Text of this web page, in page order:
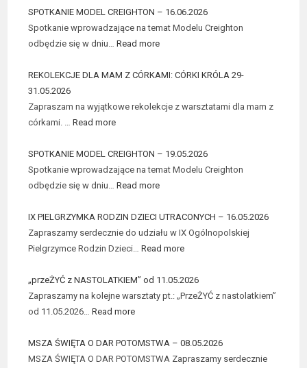
SPOTKANIE MODEL CREIGHTON – 16.06.2026
Spotkanie wprowadzające na temat Modelu Creighton
odbędzie się w dniu…Read more
REKOLEKCJE DLA MAM Z CÓRKAMI: CÓRKI KRÓLA 29-
31.05.2026
Zapraszam na wyjątkowe rekolekcje z warsztatami dla mam z
córkami. …Read more
SPOTKANIE MODEL CREIGHTON – 19.05.2026
Spotkanie wprowadzające na temat Modelu Creighton
odbędzie się w dniu…Read more
IX PIELGRZYMKA RODZIN DZIECI UTRACONYCH – 16.05.2026
Zapraszamy serdecznie do udziału w IX Ogólnopolskiej
Pielgrzymce Rodzin Dzieci…Read more
„przeŻYĆ z NASTOLATKIEM” od 11.05.2026
Zapraszamy na kolejne warsztaty pt.: „PrzeŻYĆ z nastolatkiem”
od 11.05.2026…Read more
MSZA ŚWIĘTA O DAR POTOMSTWA – 08.05.2026
MSZA ŚWIĘTA O DAR POTOMSTWA Zapraszamy serdecznie